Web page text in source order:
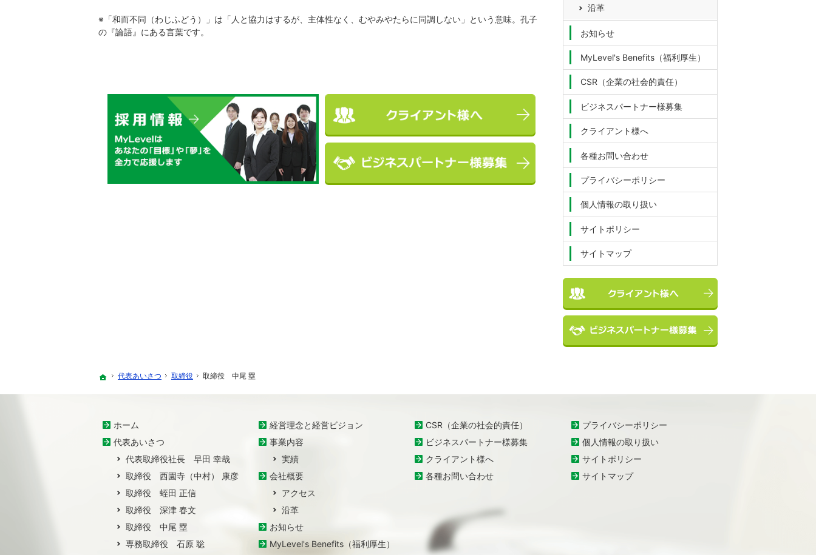
※「和而不同（わじふどう）」は「人と協力はするが、主体性なく、むやみやたらに同調しない」という意味。孔子
の『論語』にある言葉です。
沿革
お知らせ
MyLevel's Benefits（福利厚生）
CSR（企業の社会的責任）
ビジネスパートナー様募集
クライアント様へ
各種お問い合わせ
プライバシーポリシー
個人情報の取り扱い
サイトポリシー
サイトマップ
ホーム
代表あいさつ 取締役 取締役 中尾 塁
ホーム
代表あいさつ
代表取締役社長 早田 幸哉
取締役 西園寺（中村） 康彦
取締役 蛭田 正信
取締役 深津 春文
取締役 中尾 塁
専務取締役 石原 聡
経営理念と経営ビジョン
事業内容
実績
会社概要
アクセス
沿革
お知らせ
MyLevel's Benefits（福利厚生）
CSR（企業の社会的責任）
ビジネスパートナー様募集
クライアント様へ
各種お問い合わせ
プライバシーポリシー
個人情報の取り扱い
サイトポリシー
サイトマップ